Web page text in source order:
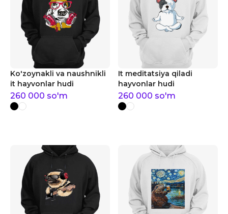
Ko'zoynakli va naushnikli
it hayvonlar hudi
260 000 so'm
It meditatsiya qiladi
hayvonlar hudi
260 000 so'm